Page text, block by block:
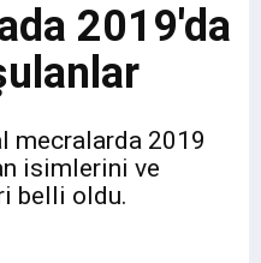
2019'da
mecralarda 2019
isimlerini ve
belli oldu.